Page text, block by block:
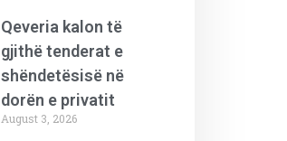
Qeveria kalon të
gjithë tenderat e
shëndetësisë në
dorën e privatit
August 3, 2026